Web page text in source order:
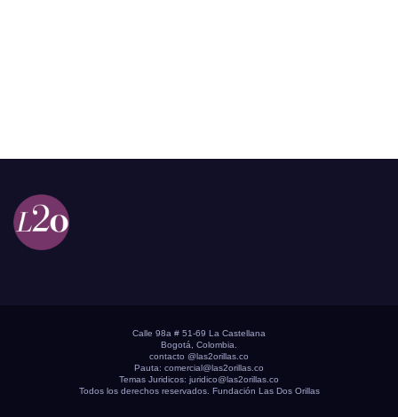
Calle 98a # 51-69 La Castellana
Bogotá, Colombia.
contacto @las2orillas.co
Pauta: comercial@las2orillas.co
Temas Juridicos: juridico@las2orillas.co
Todos los derechos reservados. Fundación Las Dos Orillas